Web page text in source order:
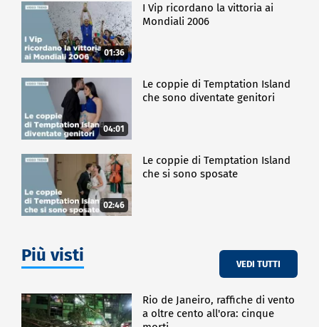
01:36
I Vip ricordano la vittoria ai
Mondiali 2006
04:01
Le coppie di Temptation Island
che sono diventate genitori
02:46
Le coppie di Temptation Island
che si sono sposate
Più visti VEDI TUTTI
Rio de Janeiro, raffiche di vento
a oltre cento all'ora: cinque